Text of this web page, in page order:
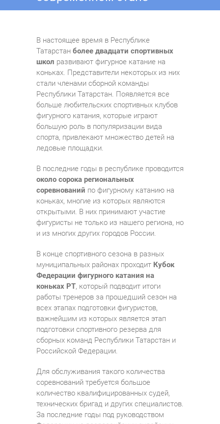
В настоящее время в Республике
Татарстан более двадцати спортивных
школ развивают фигурное катание на
коньках. Представители некоторых из них
стали членами сборной команды
Республики Татарстан. Появляется все
больше любительских спортивных клубов
фигурного катания, которые играют
большую роль в популяризации вида
спорта, привлекают множество детей на
ледовые площадки.
В последние годы в республике проводится
около сорока региональных
соревнований по фигурному катанию на
коньках, многие из которых являются
открытыми. В них принимают участие
фигуристы не только из нашего региона, но
и из многих других городов России.
В конце спортивного сезона в разных
муниципальных районах проходит Кубок
Федерации фигурного катания на
коньках РТ, который подводит итоги
работы тренеров за прошедший сезон на
всех этапах подготовки фигуристов,
важнейшим из которых является этап
подготовки спортивного резерва для
сборных команд Республики Татарстан и
Российской Федерации.
Для обслуживания такого количества
соревнований требуется большое
количество квалифицированных судей,
технических бригад и других специалистов.
За последние годы под руководством